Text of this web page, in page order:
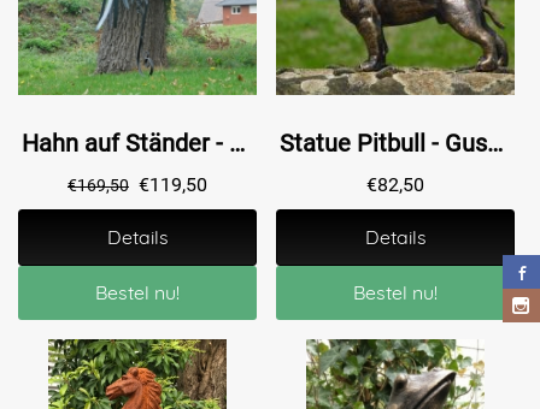
Hahn auf Ständer - Metall - vollfarbig
€169,50 €119,50
Details
Bestel nu!
Statue Pitbull - Gusseisen - Hundeskulptur
€82,50
Details
Bestel nu!